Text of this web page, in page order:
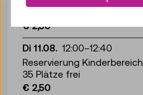
€ 2,50
Di 11.08. 12:00–12:40
Reservierung Kinderbereich
35 Plätze frei
€ 2,50